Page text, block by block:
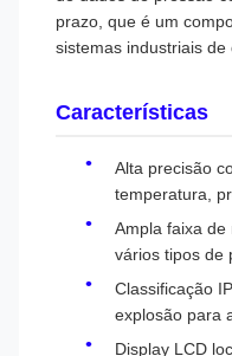
prazo, que é um
sistemas industriais de
Características
Alta precisão
temperatura,
Ampla faixa de
vários tipos de
Classificação
explosão para
Display LCD